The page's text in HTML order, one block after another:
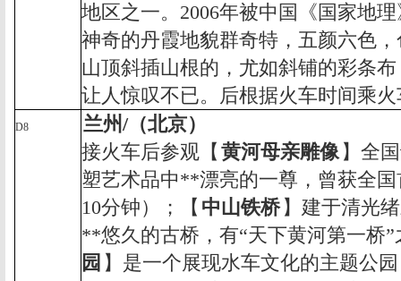
地区之一。 2006年被中国《国家地
神奇的丹霞地貌群奇特，五颜六色
山顶斜插山根的，尤如斜铺的彩条
让人惊叹不已。后根据火车时间乘
D8 兰州/（北京）
接火车后参观【 黄河母亲雕像 】全
塑艺术品中**漂亮的一尊，曾获全
10分钟）；【 中山铁桥 】建于清光
**悠久的古桥，有“天下黄河第一桥”
园 】是一个展现水车文化的主题公